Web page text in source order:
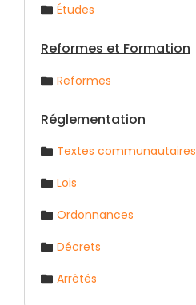
Études
Reformes et Formation
Reformes
Réglementation
Textes communautaires
Lois
Ordonnances
Décrets
Arrêtés